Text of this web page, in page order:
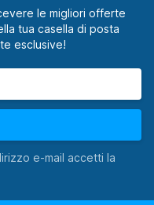
le migliori offerte
tua casella di posta
esclusive!
e-mail accetti la